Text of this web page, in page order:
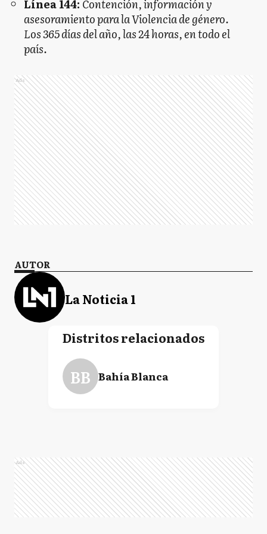
Línea 144: Contención, información y
asesoramiento para la Violencia de género.
Los 365 días del año, las 24 horas, en todo el
país.
Ads
AUTOR
La Noticia 1
Distritos relacionados
BB Bahía Blanca
Ads